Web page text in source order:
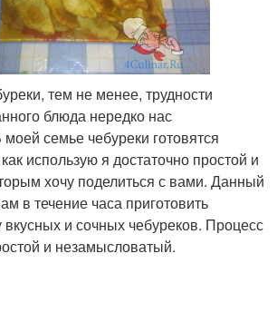
тем не менее, трудности
блюда нередко нас
семье чебуреки готовятся
использую я достаточно простой и
хочу поделиться с вами. Данный
в течение часа приготовить
вкусных и сочных чебуреков. Процесс
и незамысловатый.